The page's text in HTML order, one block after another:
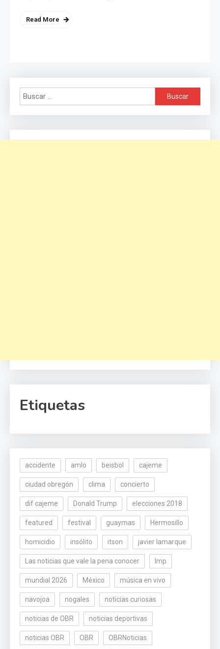
Read More
Buscar:
Etiquetas
accidente amlo beisbol cajeme
ciudad obregón clima concierto
dif cajeme Donald Trump elecciones 2018
featured festival guaymas Hermosillo
homicidio insólito itson javier lamarque
Las noticias que vale la pena conocer lmp
mundial 2026 México música en vivo
navojoa nogales noticias curiosas
noticias de OBR noticias deportivas
noticias OBR OBR OBRNoticias